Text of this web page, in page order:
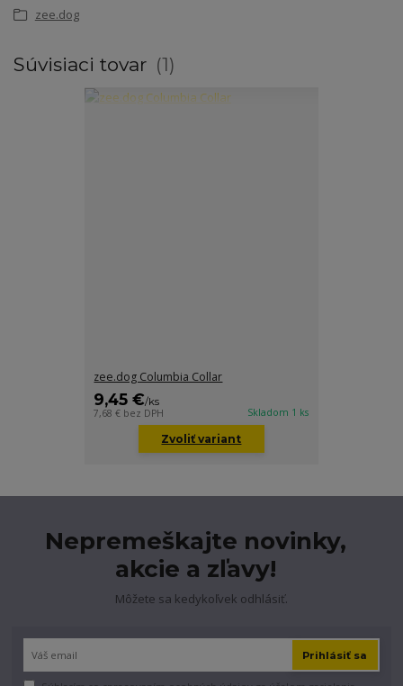
zee.dog
Súvisiaci tovar 1
zee.dog Columbia Collar
9,45 €/ks
7,68 € bez DPH Skladom 1 ks
Zvoliť variant
Nepremeškajte novinky,
akcie a zľavy!
Môžete sa kedykoľvek odhlásiť.
Prihlásiť sa